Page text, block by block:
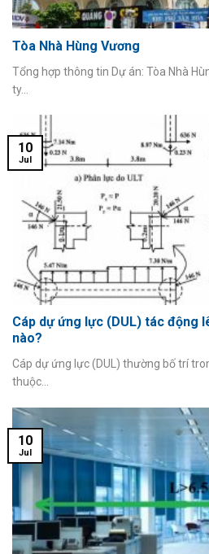
Tòa Nhà Hùng Vương
Tổng hợp thông tin Dự án: Tòa Nhà
ty...
Cáp dự ứng lực (DUL) tác động
nào?
Cáp dự ứng lực (DUL) thường bố trí
thuộc...
10
Jul
10
Jul